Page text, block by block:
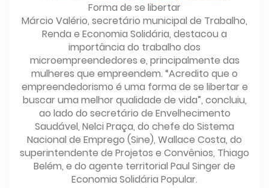
Forma de se libertar
Márcio Valério, secretário municipal de Trabalho,
Renda e Economia Solidária, destacou a
importância do trabalho dos
microempreendedores e, principalmente das
mulheres que empreendem. “Acredito que o
empreendedorismo é uma forma de se libertar e
buscar uma melhor qualidade de vida”, concluiu,
ao lado do secretário de Envelhecimento
Saudável, Nelci Praça, do chefe do Sistema
Nacional de Emprego (Sine), Wallace Costa, do
superintendente de Projetos e Convênios, Thiago
Belém, e do agente territorial Paul Singer de
Economia Solidária Popular.